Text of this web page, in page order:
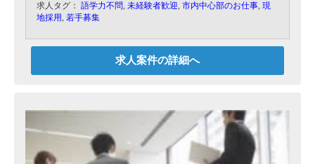
求人タグ： 語学力不問, 未経験者歓迎, 市内中心部のお仕事, 現
地採用, 若手募集
求人案件の詳細へ